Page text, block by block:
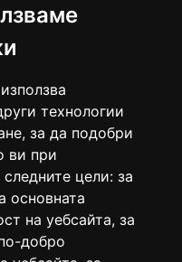
технологии
за да подобри
ви при
цели: за
основната
на уебсайта, за
добро